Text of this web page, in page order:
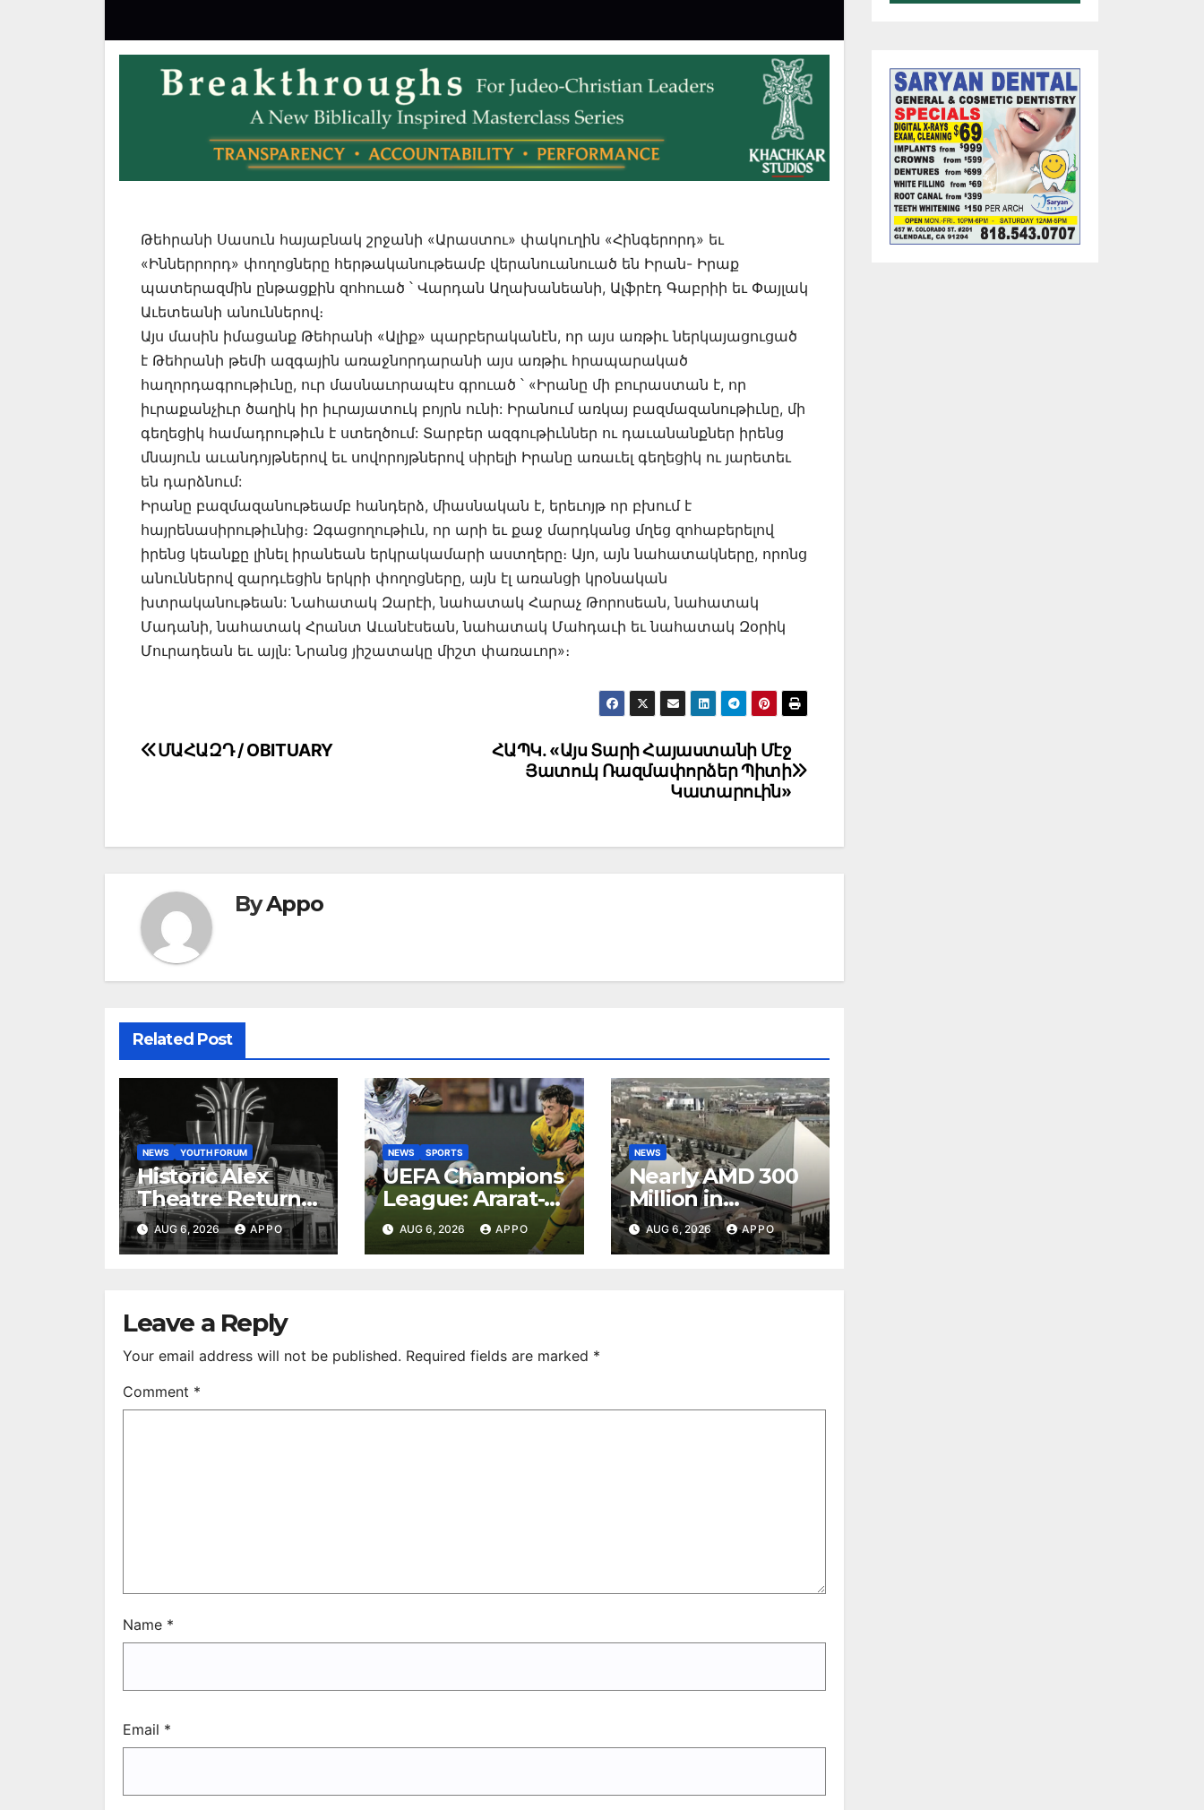
Թեհրանի Սասուն հայաբնակ շրջանի «Արաստու» փակուղին «Հինգերորդ» եւ
«Իններրորդ» փողոցները հերթականութեամբ վերանուանուած են Իրան- Իրաք
պատերազմին ընթացքին զոհուած ՝ Վարդան Աղախանեանի, Ալֆրէդ Գաբրիի եւ Փայլակ
Աւետեանի անուններով։
Այս մասին իմացանք Թեհրանի «Ալիք» պարբերականէն, որ այս առթիւ ներկայացուցած
է Թեհրանի թեմի ազգային առաջնորդարանի այս առթիւ հրապարակած
հաղորդագրութիւնը, ուր մասնաւորապէս գրուած ՝ «Իրանը մի բուրաստան է, որ
իւրաքանչիւր ծաղիկ իր իւրայատուկ բոյրն ունի: Իրանում առկայ բազմազանութիւնը, մի
գեղեցիկ համադրութիւն է ստեղծում: Տարբեր ազգութիւններ ու դաւանանքներ իրենց
մնայուն աւանդոյթներով եւ սովորոյթներով սիրելի Իրանը առաւել գեղեցիկ ու յարետեւ
են դարձնում:
Իրանը բազմազանութեամբ հանդերձ, միասնական է, երեւոյթ որ բխում է
հայրենասիրութիւնից։ Զգացողութիւն, որ արի եւ քաջ մարդկանց մղեց զոհաբերելով
իրենց կեանքը լինել իրանեան երկրակամարի աստղերը։ Այո, այն նահատակները, որոնց
անուններով զարդւեցին երկրի փողոցները, այն էլ առանցի կրօնական
խտրականութեան: Նահատակ Զարէի, նահատակ Հարաչ Թորոսեան, նահատակ
Մադանի, նահատակ Հրանտ Աւանէսեան, նահատակ Մահդաւի եւ նահատակ Զօրիկ
Մուրադեան եւ այլն: Նրանց յիշատակը միշտ փառաւոր»։
Post
ՀԱՊԿ. «Այս Տարի Հայաստանի Մէջ
Յատուկ Ռազմափորձեր Պիտի
Կատարուին»
ՄԱՀԱԶԴ / OBITUARY
ByAppo
Related Post
NEWS YOUTH FORUM
Historic Alex
Theatre Returns
to First-Run
Feature Films
AUG 6, 2026 APPO
NEWS SPORTS
UEFA Champions
League: Ararat-
Armenia Secure
Convincing
AUG 6, 2026 APPO
NEWS
Nearly AMD 300
Million in
Undeclared
Turnover
AUG 6, 2026 APPO
Leave a Reply
Your email address will not be published. Required fields are marked *
Comment *
Name *
Email *